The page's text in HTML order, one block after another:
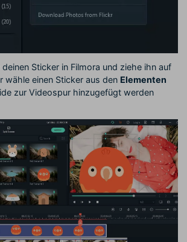
Sticker in Filmora und ziehe ihn auf
wähle einen Sticker aus den Elementen
zur Videospur hinzugefügt werden